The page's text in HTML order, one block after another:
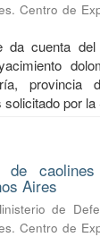
Centro de
da cuenta
provincia
por
de
Aires
de
Centro de